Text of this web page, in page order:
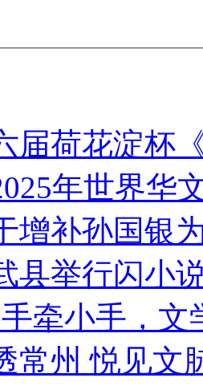
届荷花淀杯
年世界华
增补孙国银
县举行闪小
牵小手，
常州 悦见